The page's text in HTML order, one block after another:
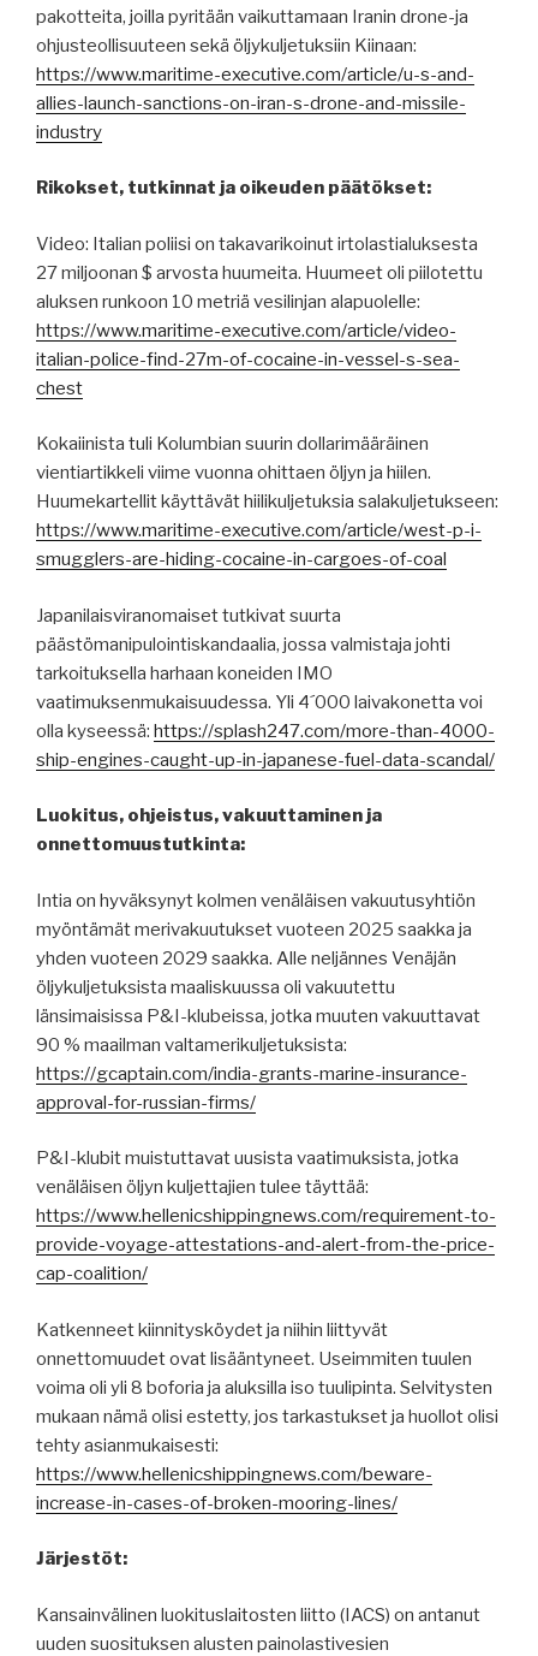
pakotteita, joilla pyritään vaikuttamaan Iranin drone-ja
ohjusteollisuuteen sekä öljykuljetuksiin Kiinaan:
https://www.maritime-executive.com/article/u-s-and-
allies-launch-sanctions-on-iran-s-drone-and-missile-
industry
Rikokset, tutkinnat ja oikeuden päätökset:
Video: Italian poliisi on takavarikoinut irtolastialuksesta
27 miljoonan $ arvosta huumeita. Huumeet oli piilotettu
aluksen runkoon 10 metriä vesilinjan alapuolelle:
https://www.maritime-executive.com/article/video-
italian-police-find-27m-of-cocaine-in-vessel-s-sea-
chest
Kokaiinista tuli Kolumbian suurin dollarimääräinen
vientiartikkeli viime vuonna ohittaen öljyn ja hiilen.
Huumekartellit käyttävät hiilikuljetuksia salakuljetukseen:
https://www.maritime-executive.com/article/west-p-i-
smugglers-are-hiding-cocaine-in-cargoes-of-coal
Japanilaisviranomaiset tutkivat suurta
päästömanipulointiskandaalia, jossa valmistaja johti
tarkoituksella harhaan koneiden IMO
vaatimuksenmukaisuudessa. Yli 4´000 laivakonetta voi
olla kyseessä: https://splash247.com/more-than-4000-
ship-engines-caught-up-in-japanese-fuel-data-scandal/
Luokitus, ohjeistus, vakuuttaminen ja
onnettomuustutkinta:
Intia on hyväksynyt kolmen venäläisen vakuutusyhtiön
myöntämät merivakuutukset vuoteen 2025 saakka ja
yhden vuoteen 2029 saakka. Alle neljännes Venäjän
öljykuljetuksista maaliskuussa oli vakuutettu
länsimaisissa P&I-klubeissa, jotka muuten vakuuttavat
90 % maailman valtamerikuljetuksista:
https://gcaptain.com/india-grants-marine-insurance-
approval-for-russian-firms/
P&I-klubit muistuttavat uusista vaatimuksista, jotka
venäläisen öljyn kuljettajien tulee täyttää:
https://www.hellenicshippingnews.com/requirement-to-
provide-voyage-attestations-and-alert-from-the-price-
cap-coalition/
Katkenneet kiinnitysköydet ja niihin liittyvät
onnettomuudet ovat lisääntyneet. Useimmiten tuulen
voima oli yli 8 boforia ja aluksilla iso tuulipinta. Selvitysten
mukaan nämä olisi estetty, jos tarkastukset ja huollot olisi
tehty asianmukaisesti:
https://www.hellenicshippingnews.com/beware-
increase-in-cases-of-broken-mooring-lines/
Järjestöt:
Kansainvälinen luokituslaitosten liitto (IACS) on antanut
uuden suosituksen alusten painolastivesien